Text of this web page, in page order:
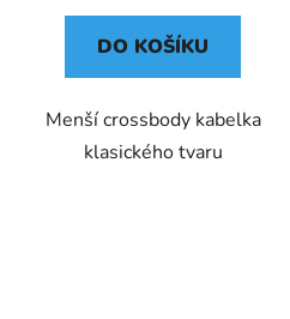
DO KOŠÍKU
Menší crossbody kabelka
klasického tvaru